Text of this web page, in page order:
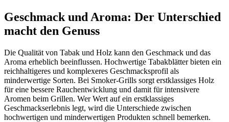
Geschmack und Aroma: Der Unterschied
macht den Genuss
Die Qualität von Tabak und Holz kann den Geschmack und das
Aroma erheblich beeinflussen. Hochwertige Tabakblätter bieten ein
reichhaltigeres und komplexeres Geschmacksprofil als
minderwertige Sorten. Bei Smoker-Grills sorgt erstklassiges Holz
für eine bessere Rauchentwicklung und damit für intensivere
Aromen beim Grillen. Wer Wert auf ein erstklassiges
Geschmackserlebnis legt, wird die Unterschiede zwischen
hochwertigen und minderwertigen Produkten schnell bemerken.